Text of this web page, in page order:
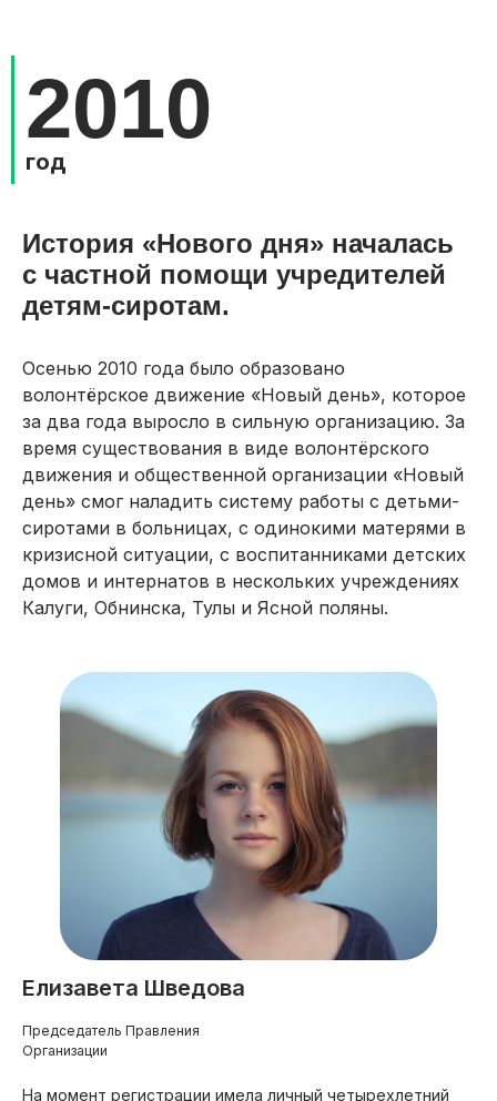
2010
год
История «Нового дня» началась
с частной помощи учредителей
детям-сиротам.
Осенью 2010 года было образовано
волонтёрское движение «Новый день», которое
за два года выросло в сильную организацию. За
время существования в виде волонтёрского
движения и общественной организации «Новый
день» смог наладить систему работы с детьми-
сиротами в больницах, с одинокими матерями в
кризисной ситуации, с воспитанниками детских
домов и интернатов в нескольких учреждениях
Калуги, Обнинска, Тулы и Ясной поляны.
Елизавета Шведова
Председатель Правления
Организации
На момент регистрации имела личный четырехлетний